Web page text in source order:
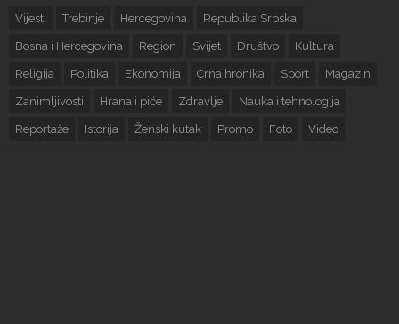
Vijesti Trebinje Hercegovina Republika Srpska
Bosna i Hercegovina Region Svijet Društvo Kultura
Religija Politika Ekonomija Crna hronika Sport Magazin
Zanimljivosti Hrana i piće Zdravlje Nauka i tehnologija
Reportaže Istorija Ženski kutak Promo Foto Video